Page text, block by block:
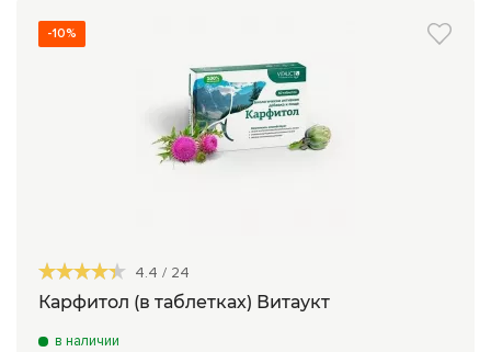
-10%
4.4 / 24
Карфитол (в таблетках) Витаукт
в наличии